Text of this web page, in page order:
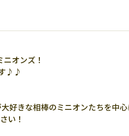
オンズ！
す♪♪
好きな相棒のミニオンたちを中
い！